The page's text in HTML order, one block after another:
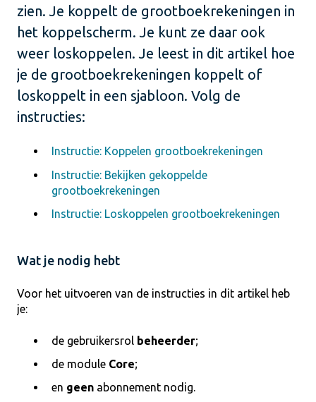
zien. Je koppelt de grootboekrekeningen in
het koppelscherm. Je kunt ze daar ook
weer loskoppelen. Je leest in dit artikel hoe
je de grootboekrekeningen koppelt of
loskoppelt in een sjabloon. Volg de
instructies:
Instructie: Koppelen grootboekrekeningen
Instructie: Bekijken gekoppelde
grootboekrekeningen
Instructie: Loskoppelen grootboekrekeningen
Wat je nodig hebt
Voor het uitvoeren van de instructies in dit artikel heb
je:
de gebruikersrol beheerder;
de module Core;
en geen abonnement nodig.